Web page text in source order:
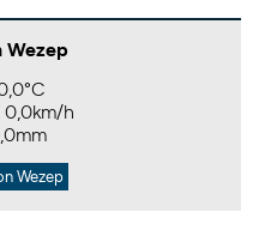
Wezep
0,0km/h
Wezep